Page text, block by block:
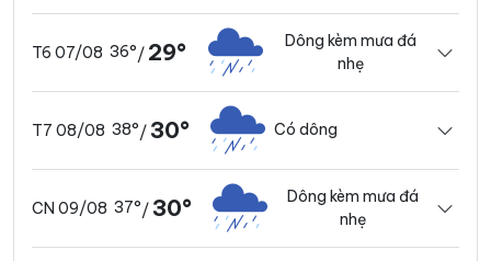
T6 07/08 36°/ 29°
Dông kèm mưa đá
nhẹ
T7 08/08 38°/30° Có dông
CN 09/08 37°/30°
Dông kèm mưa đá
nhẹ